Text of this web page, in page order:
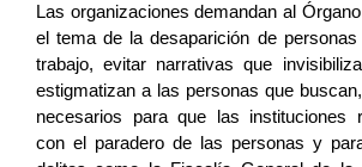
Las organizaciones demandan al
el tema de la desaparición de
trabajo, evitar narrativas que
estigmatizan a las personas que
necesarios para que las instituciones
con el paradero de las personas y